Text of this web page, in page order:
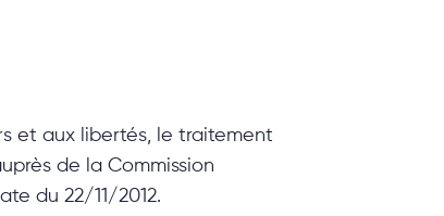
et aux libertés, le traitement
de la Commission
du 22/11/2012.